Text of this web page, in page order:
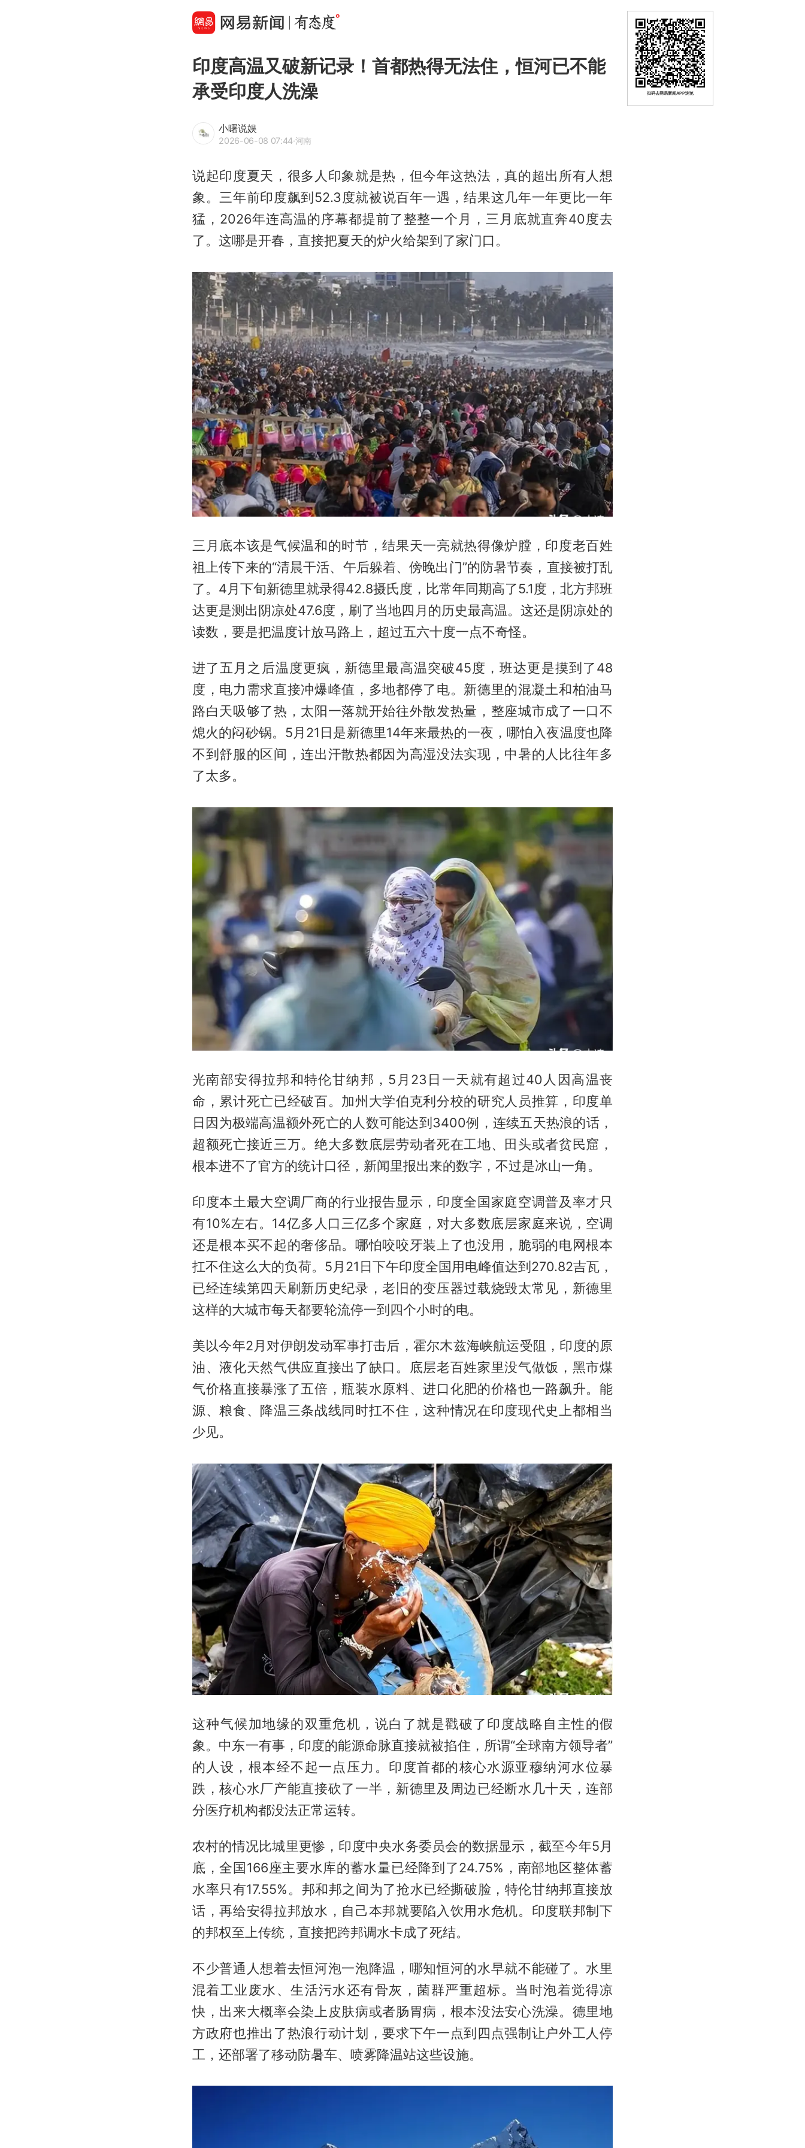
印度高温又破新记录！首都热得无法住，恒河已不能
承受印度人洗澡
小曙说娱
2026-06-08 07:44·河南
说起印度夏天，很多人印象就是热，但今年这热法，真的超出所有人想
象。三年前印度飙到52.3度就被说百年一遇，结果这几年一年更比一年
猛，2026年连高温的序幕都提前了整整一个月，三月底就直奔40度去
了。这哪是开春，直接把夏天的炉火给架到了家门口。
三月底本该是气候温和的时节，结果天一亮就热得像炉膛，印度老百姓
祖上传下来的“清晨干活、午后躲着、傍晚出门”的防暑节奏，直接被打乱
了。4月下旬新德里就录得42.8摄氏度，比常年同期高了5.1度，北方邦班
达更是测出阴凉处47.6度，刷了当地四月的历史最高温。这还是阴凉处的
读数，要是把温度计放马路上，超过五六十度一点不奇怪。
进了五月之后温度更疯，新德里最高温突破45度，班达更是摸到了48
度，电力需求直接冲爆峰值，多地都停了电。新德里的混凝土和柏油马
路白天吸够了热，太阳一落就开始往外散发热量，整座城市成了一口不
熄火的闷砂锅。5月21日是新德里14年来最热的一夜，哪怕入夜温度也降
不到舒服的区间，连出汗散热都因为高湿没法实现，中暑的人比往年多
了太多。
光南部安得拉邦和特伦甘纳邦，5月23日一天就有超过40人因高温丧
命，累计死亡已经破百。加州大学伯克利分校的研究人员推算，印度单
日因为极端高温额外死亡的人数可能达到3400例，连续五天热浪的话，
超额死亡接近三万。绝大多数底层劳动者死在工地、田头或者贫民窟，
根本进不了官方的统计口径，新闻里报出来的数字，不过是冰山一角。
印度本土最大空调厂商的行业报告显示，印度全国家庭空调普及率才只
有10%左右。14亿多人口三亿多个家庭，对大多数底层家庭来说，空调
还是根本买不起的奢侈品。哪怕咬咬牙装上了也没用，脆弱的电网根本
扛不住这么大的负荷。5月21日下午印度全国用电峰值达到270.82吉瓦，
已经连续第四天刷新历史纪录，老旧的变压器过载烧毁太常见，新德里
这样的大城市每天都要轮流停一到四个小时的电。
美以今年2月对伊朗发动军事打击后，霍尔木兹海峡航运受阻，印度的原
油、液化天然气供应直接出了缺口。底层老百姓家里没气做饭，黑市煤
气价格直接暴涨了五倍，瓶装水原料、进口化肥的价格也一路飙升。能
源、粮食、降温三条战线同时扛不住，这种情况在印度现代史上都相当
少见。
这种气候加地缘的双重危机，说白了就是戳破了印度战略自主性的假
象。中东一有事，印度的能源命脉直接就被掐住，所谓“全球南方领导者”
的人设，根本经不起一点压力。印度首都的核心水源亚穆纳河水位暴
跌，核心水厂产能直接砍了一半，新德里及周边已经断水几十天，连部
分医疗机构都没法正常运转。
农村的情况比城里更惨，印度中央水务委员会的数据显示，截至今年5月
底，全国166座主要水库的蓄水量已经降到了24.75%，南部地区整体蓄
水率只有17.55%。邦和邦之间为了抢水已经撕破脸，特伦甘纳邦直接放
话，再给安得拉邦放水，自己本邦就要陷入饮用水危机。印度联邦制下
的邦权至上传统，直接把跨邦调水卡成了死结。
不少普通人想着去恒河泡一泡降温，哪知恒河的水早就不能碰了。水里
混着工业废水、生活污水还有骨灰，菌群严重超标。当时泡着觉得凉
快，出来大概率会染上皮肤病或者肠胃病，根本没法安心洗澡。德里地
方政府也推出了热浪行动计划，要求下午一点到四点强制让户外工人停
工，还部署了移动防暑车、喷雾降温站这些设施。
扫码去网易新闻APP浏览